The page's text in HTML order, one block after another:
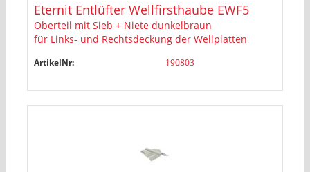
Eternit Entlüfter Wellfirsthaube EWF5
Oberteil mit Sieb + Niete dunkelbraun
für Links- und Rechtsdeckung der Wellplatten
ArtikelNr: 190803